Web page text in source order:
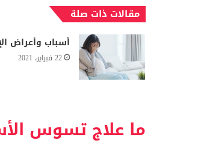
مقالات ذات صلة
أسباب وأعراض
22 فبراير، 2021
ما علاج تسوس